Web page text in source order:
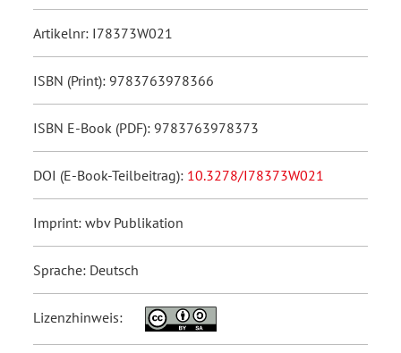
Artikelnr: I78373W021
ISBN (Print): 9783763978366
ISBN E-Book (PDF): 9783763978373
DOI (E-Book-Teilbeitrag): 10.3278/I78373W021
Imprint: wbv Publikation
Sprache: Deutsch
Lizenzhinweis: